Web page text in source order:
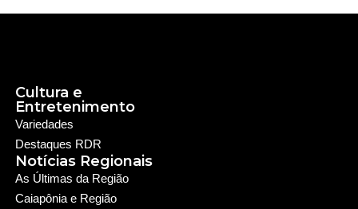
Cultura e
Entretenimento
Notícias Regionais
As Últimas da Região
Caiapônia e Região
Variedades
Destaques RDR